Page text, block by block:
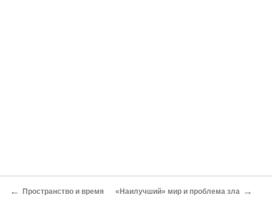
← Пространство и время «Наилучший» мир и проблема зла →